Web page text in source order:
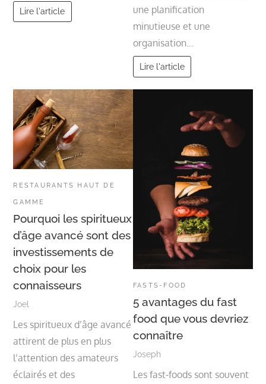
Lire l'article
une planification
minutieuse et une
organisation…
Lire l'article
RESTAURANTS HAUT DE
GAMME
Pourquoi les spiritueux
d’âge avancé sont des
investissements de
choix pour les
connaisseurs
Joel
Les spiritueux d’âge avancé
attirent de plus en plus
l’attention des amateurs
éclairés et des
FASTS-FOOD
5 avantages du fast
food que vous devriez
connaître
Joseph
Les fast-foods sont souvent